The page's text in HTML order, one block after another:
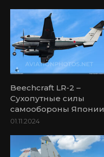
Beechcraft LR-2 –
Сухопутные силы
самообороны Японии
01.11.2024